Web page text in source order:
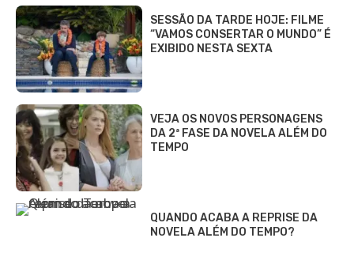
SESSÃO DA TARDE HOJE: FILME
“VAMOS CONSERTAR O MUNDO” É
EXIBIDO NESTA SEXTA
VEJA OS NOVOS PERSONAGENS
DA 2ª FASE DA NOVELA ALÉM DO
TEMPO
QUANDO ACABA A REPRISE DA
NOVELA ALÉM DO TEMPO?